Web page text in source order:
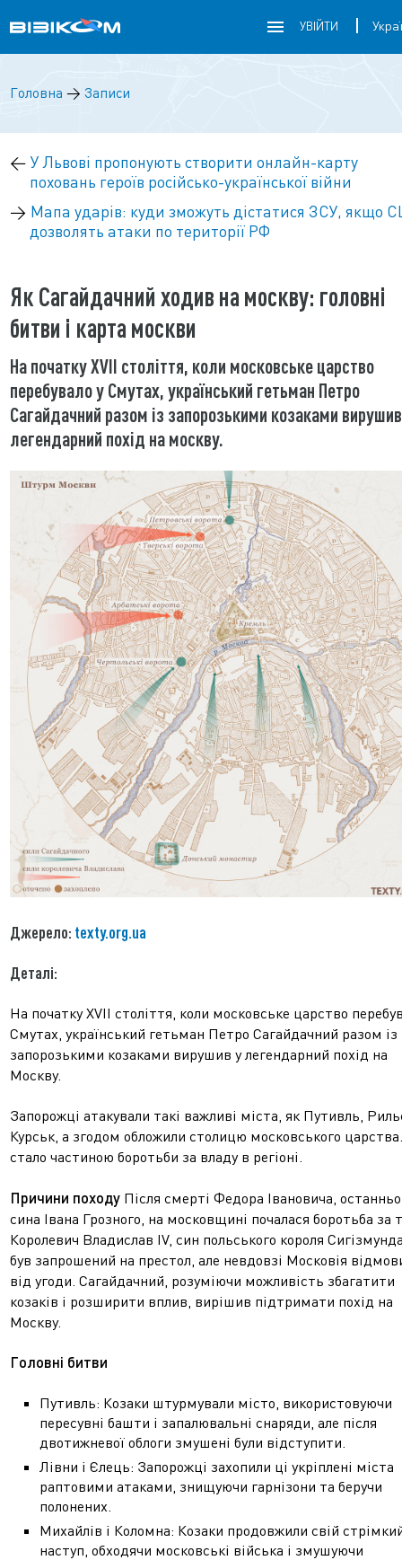
УВІЙТИ
Головна → Записи
← У Львові пропонують створити онлайн-карту
поховань героїв російсько-української війни
→ Мапа ударів: куди зможуть дістатися ЗСУ, якщо
дозволять атаки по території РФ
Як Сагайдачний ходив на москву: головні
битви і карта москви
На початку XVII століття, коли московське царство
перебувало у Смутах, український гетьман Петро
Сагайдачний разом із запорозькими козаками
легендарний похід на москву.
Джерело: texty.org.ua
Деталі:
На початку XVII століття, коли московське царство
Смутах, український гетьман Петро Сагайдачний разом із
запорозькими козаками вирушив у легендарний похід на
Москву.
Запорожці атакували такі важливі міста, як Путивль,
Курськ, а згодом обложили столицю московського
стало частиною боротьби за владу в регіоні.
Причини походу Після смерті Федора Івановича,
сина Івана Грозного, на московщині почалася боротьба за
Королевич Владислав IV, син польського короля
був запрошений на престол, але невдовзі Московія
від угоди. Сагайдачний, розуміючи можливість збагатити
козаків і розширити вплив, вирішив підтримати похід на
Москву.
Головні битви
Путивль: Козаки штурмували місто, використовуючи
пересувні башти і запалювальні снаряди, але після
двотижневої облоги змушені були відступити.
Лівни і Єлець: Запорожці захопили ці укріплені міста
раптовими атаками, знищуючи гарнізони та беручи
полонених.
Михайлів і Коломна: Козаки продовжили свій
наступ, обходячи московські війська і змушуючи